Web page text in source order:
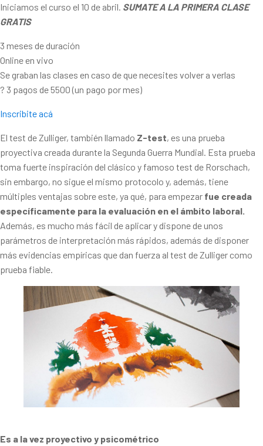
Iniciamos el curso el 10 de abril. SUMATE A LA PRIMERA CLASE
GRATIS
3 meses de duración
Online en vivo
Se graban las clases en caso de que necesites volver a verlas
? 3 pagos de 5500 (un pago por mes)
Inscribite acá
El test de Zulliger, también llamado Z-test, es una prueba
proyectiva creada durante la Segunda Guerra Mundial. Esta prueba
toma fuerte inspiración del clásico y famoso test de Rorschach,
sin embargo, no sigue el mismo protocolo y, además, tiene
múltiples ventajas sobre este, ya qué, para empezar fue creada
específicamente para la evaluación en el ámbito laboral.
Además, es mucho más fácil de aplicar y dispone de unos
parámetros de interpretación más rápidos, además de disponer
más evidencias empíricas que dan fuerza al test de Zulliger como
prueba fiable.
Es a la vez proyectivo y psicométrico